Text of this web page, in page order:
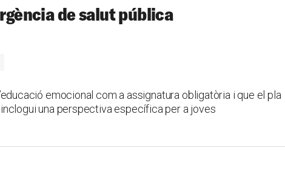
de salut pública
emocional com a assignatura obligatòria i que el pla
una perspectiva específica per a joves